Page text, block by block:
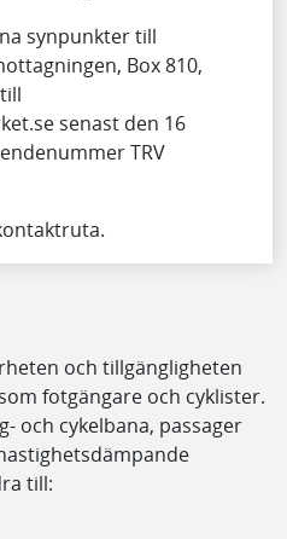
synpunkter till
Box 810,
senast den 16
TRV
och tillgängligheten
fotgängare och cyklister.
och cykelbana, passager
till: